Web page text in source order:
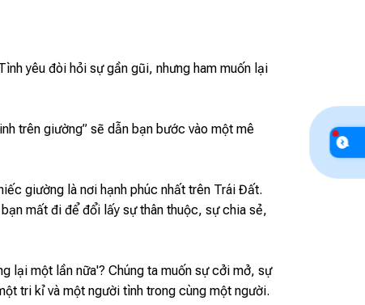
yêu đòi hỏi sự gần gũi, nhưng ham muốn lại
trên giường” sẽ dẫn bạn bước vào một mê
giường là nơi hạnh phúc nhất trên Trái Đất.
mất đi để đổi lấy sự thân thuộc, sự chia sẻ,
lại một lần nữa'? Chúng ta muốn sự cởi mở, sự
tri kỉ và một người tình trong cùng một người.